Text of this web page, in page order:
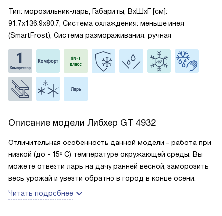
Тип: морозильник-ларь, Габариты, ВxШxГ [см]:
91.7x136.9x80.7, Система охлаждения: меньше инея
(SmartFrost), Система размораживания: ручная
Описание модели Либхер GT 4932
Отличительная особенность данной модели – работа при
низкой (до - 15º С) температуре окружающей среды. Вы
можете отвезти ларь на дачу ранней весной, заморозить
весь урожай и увезти обратно в город в конце осени.
Читать подробнее